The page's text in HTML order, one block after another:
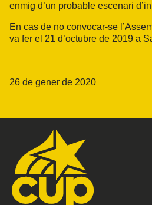
enmig d’un probable escenari
En cas de no convocar-se
va fer el 21 d’octubre de 2019 a
26 de gener de 2020